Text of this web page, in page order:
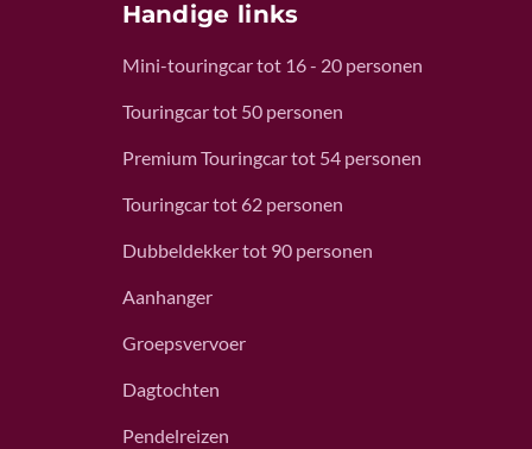
Handige links
Mini-touringcar tot 16 - 20 personen
Touringcar tot 50 personen
Premium Touringcar tot 54 personen
Touringcar tot 62 personen
Dubbeldekker tot 90 personen
Aanhanger
Groepsvervoer
Dagtochten
Pendelreizen